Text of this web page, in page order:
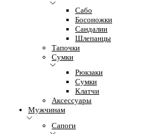
Сабо
Босоножки
Сандалии
Шлепанцы
Тапочки
Сумки
Рюкзаки
Сумки
Клатчи
Аксессуары
Мужчинам
Сапоги